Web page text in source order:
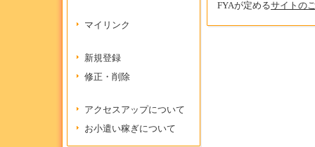
マイリンク
新規登録
修正・削除
アクセスアップについて
お小遣い稼ぎについて
FYAが定めるサイトの